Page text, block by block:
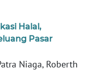
Halal,
Pasar
Niaga, Roberth